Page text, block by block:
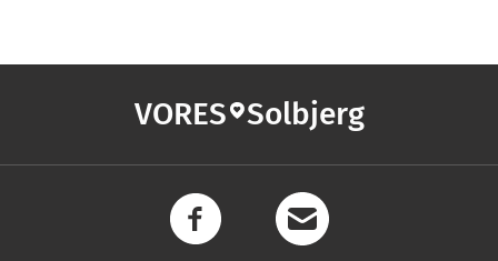
VORES Solbjerg